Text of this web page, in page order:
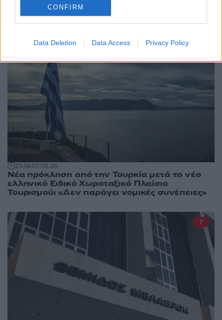
CONFIRM
Data Deletion Data Access Privacy Policy
άρθρα
21:5807.08.26
Νέα πρόκληση από την Τουρκία μετά το νέο
ελληνικό Ειδικό Χωροταξικό Πλαίσιο
Τουρισμού: «Δεν παράγει νομικές συνέπειες»
7